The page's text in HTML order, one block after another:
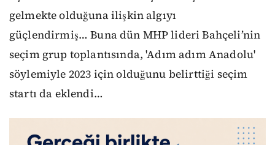
gelmekte olduğuna ilişkin algıyı
güçlendirmiş… Buna dün MHP lideri Bahçeli’nin
seçim grup toplantısında, 'Adım adım Anadolu'
söylemiyle 2023 için olduğunu belirttiği seçim
startı da eklendi…